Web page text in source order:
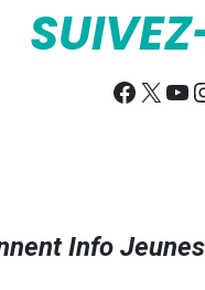
X
Info